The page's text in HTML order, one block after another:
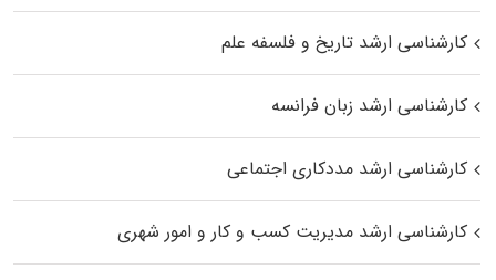
کارشناسی ارشد تاریخ و فلسفه علم
کارشناسی ارشد زبان فرانسه
کارشناسی ارشد مددکاری اجتماعی
کارشناسی ارشد مدیریت کسب و کار و امور شهری